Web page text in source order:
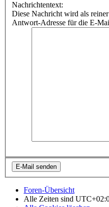
Nachrichtentext:
Diese Nachricht wird als
Antwort-Adresse für die E-
Foren-Übersicht
Alle Zeiten sind